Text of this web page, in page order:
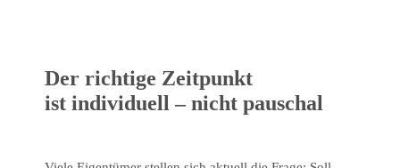
Der richtige Zeitpunkt
ist individuell – nicht pauschal